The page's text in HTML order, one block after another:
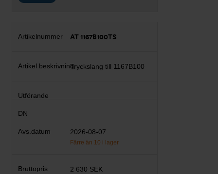
AT 1167B100TS
Tryckslang till 1167B100
2026-08-07
Färre än 10 i lager
2 630 SEK